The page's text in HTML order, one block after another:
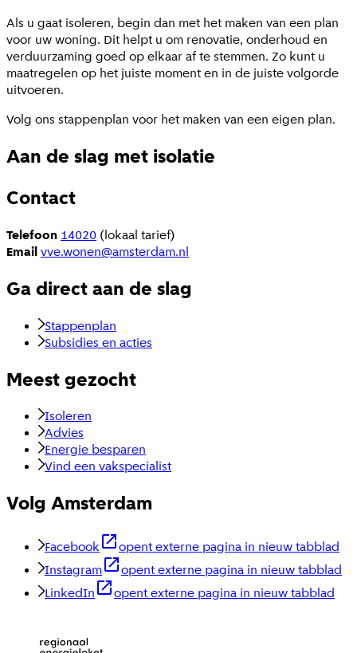
Als u gaat isoleren, begin dan met het maken van een plan
voor uw woning. Dit helpt u om renovatie, onderhoud en
verduurzaming goed op elkaar af te stemmen. Zo kunt u
maatregelen op het juiste moment en in de juiste volgorde
uitvoeren.
Volg ons stappenplan voor het maken van een eigen plan.
Aan de slag met isolatie
Contact
Telefoon 14020 (lokaal tarief)
Emailvve.wonen@amsterdam.nl
Ga direct aan de slag
Stappenplan
Subsidies en acties
Meest gezocht
Isoleren
Advies
Energie besparen
Vind een vakspecialist
Volg Amsterdam
Facebook
opent externe pagina in nieuw tabblad
Instagram
opent externe pagina in nieuw tabblad
LinkedIn
opent externe pagina in nieuw tabblad